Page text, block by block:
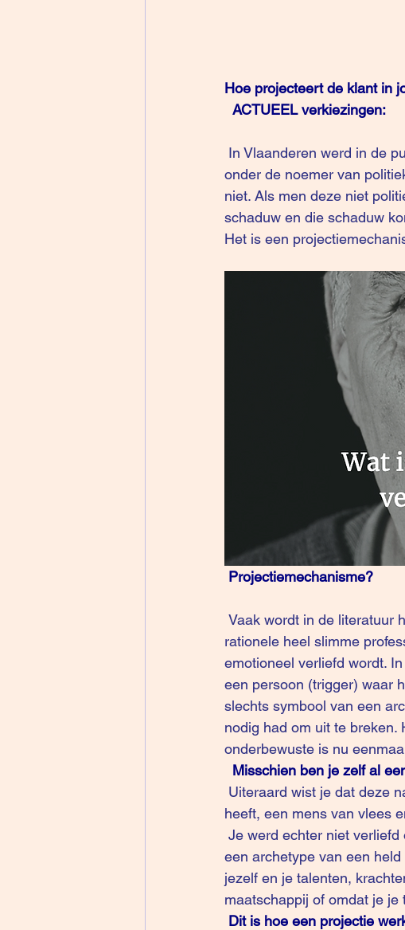
Hoe projecteert de klant in
ACTUEEL verkiezingen:
onder de noemer van
niet. Als men deze niet
schaduw en die schaduw
Het is een
Projectiemechanisme?
rationele heel slimme
emotioneel verliefd wordt.
een persoon (trigger) waar
slechts symbool van een
nodig had om uit te breken.
onderbewuste is nu
Misschien ben je zelf al
heeft, een mens van vlees
een archetype van een
jezelf en je talenten,
maatschappij of omdat je
Dit is hoe een projectie